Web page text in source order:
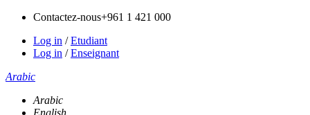
Contactez-nous+961 1 421 000
Log in /Etudiant
Log in /Enseignant
Arabic
Arabic
English